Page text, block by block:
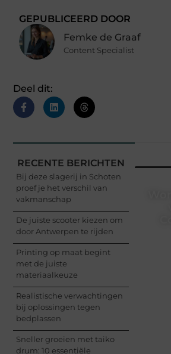
GEPUBLICEERD DOOR
Femke de Graaf
Content Specialist
Deel dit:
RECENTE BERICHTEN
Bij deze slagerij in Schoten
proef je het verschil van
vakmanschap
De juiste scooter kiezen om
door Antwerpen te rijden
Printing op maat begint
met de juiste
materiaalkeuze
Realistische verwachtingen
bij oplossingen tegen
bedplassen
Sneller groeien met taiko
drum: 10 essentiële